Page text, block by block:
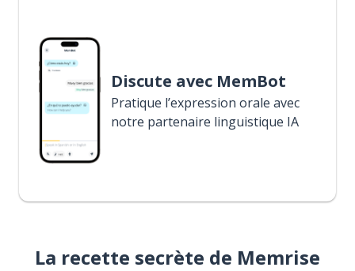
Discute avec MemBot
Pratique l’expression orale avec
notre partenaire linguistique IA
La recette secrète de Memrise